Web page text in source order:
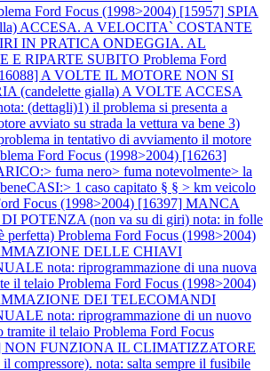
Ford Focus (1998>2004) [15957] SPIA
ACCESA. A VELOCITA` COSTANTE
IN PRATICA ONDEGGIA. AL
E RIPARTE SUBITO Problema Ford
A VOLTE IL MOTORE NON SI
(candelette gialla) A VOLTE ACCESA
(dettagli)1) il problema si presenta a
avviato su strada la vettura va bene 3)
in tentativo di avviamento il motore
Ford Focus (1998>2004) [16263]
fuma nero> fuma notevolmente> la
1 caso capitato § § > km veicolo
Focus (1998>2004) [16397] MANCA
POTENZA (non va su di giri) nota: in folle
perfetta) Problema Ford Focus (1998>2004)
DELLE CHIAVI
nota: riprogrammazione di una nuova
il telaio Problema Ford Focus (1998>2004)
DEI TELECOMANDI
nota: riprogrammazione di un nuovo
tramite il telaio Problema Ford Focus
NON FUNZIONA IL CLIMATIZZATORE
compressore). nota: salta sempre il fusibile